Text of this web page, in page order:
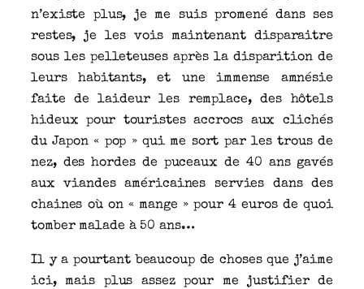
n’existe plus, je me suis promené dans ses
restes, je les vois maintenant disparaitre
sous les pelleteuses après la disparition de
leurs habitants, et une immense amnésie
faite de laideur les remplace, des hôtels
hideux pour touristes accrocs aux clichés
du Japon « pop » qui me sort par les trous de
nez, des hordes de puceaux de 40 ans gavés
aux viandes américaines servies dans des
chaines où on « mange » pour 4 euros de quoi
tomber malade à 50 ans…
Il y a pourtant beaucoup de choses que j’aime
ici, mais plus assez pour me justifier de